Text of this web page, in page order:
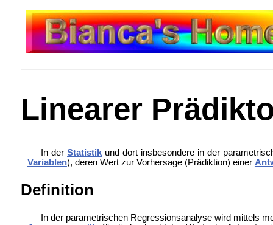
Linearer
In derStatistik und dort insbesondere in der
Variablen), deren Wert zur Vorhersage (Prädiktion) einer
Definition
In der parametrischen Regressionsanalyse wird mittels